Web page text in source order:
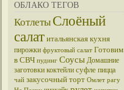
ОБЛАКО ТЕГОВ
Котлеты Слоёный
салат итальянская кухня
пирожки фруктовый салат Готовим
в СВЧ пудинг Соусы Домашние
заготовки коктейли суфле пицца
чай закусочный торт Омлет рагу